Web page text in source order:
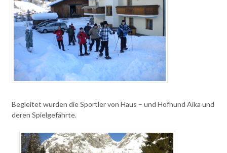
Begleitet wurden die Sportler von Haus – und Hofhund Aika und
deren Spielgefährte.